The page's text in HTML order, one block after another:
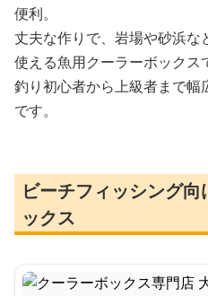
便利。
丈夫な作りで、岩場や砂浜な
使える魚用クーラーボックス
釣り初心者から上級者まで
です。
ビーチフィッシング
ックス